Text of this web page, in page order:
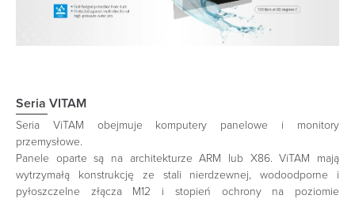
Seria VITAM
Seria ViTAM obejmuje komputery panelowe i monitory
przemysłowe.
Panele oparte są na architekturze ARM lub X86. ViTAM mają
wytrzymałą konstrukcję ze stali nierdzewnej, wodoodporne i
pyłoszczelne złącza M12 i stopień ochrony na poziomie